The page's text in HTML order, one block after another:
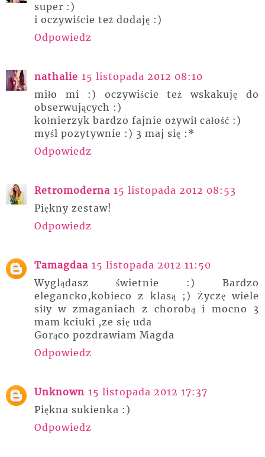
super :)
i oczywiście też dodaję :)
Odpowiedz
nathalie 15 listopada 2012 08:10
miło mi :) oczywiście też wskakuję do
obserwujących :)
kołnierzyk bardzo fajnie ożywił całość :)
myśl pozytywnie :) 3 maj się :*
Odpowiedz
Retromoderna 15 listopada 2012 08:53
Piękny zestaw!
Odpowiedz
Tamagdaa 15 listopada 2012 11:50
Wyglądasz świetnie :) Bardzo
elegancko,kobieco z klasą ;) Życzę wiele
siły w zmaganiach z chorobą i mocno 3
mam kciuki ,ze się uda
Gorąco pozdrawiam Magda
Odpowiedz
Unknown 15 listopada 2012 17:37
Piękna sukienka :)
Odpowiedz